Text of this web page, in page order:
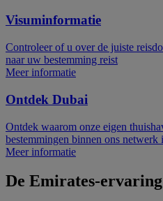
Visuminformatie
Controleer of u over de juiste
naar uw bestemming reist
Meer informatie
Ontdek Dubai
Ontdek waarom onze eigen
bestemmingen binnen ons netwerk
Meer informatie
De Emirates-ervaring